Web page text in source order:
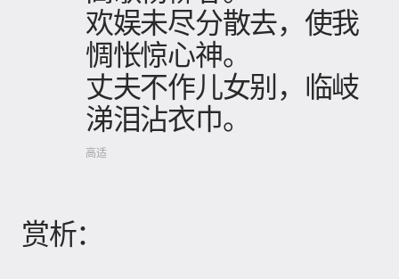
欢娱未尽分散去，使我
惆怅惊心神。
丈夫不作儿女别，临岐
涕泪沾衣巾。
高适
赏析：